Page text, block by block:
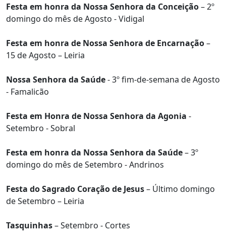
Festa em honra da Nossa Senhora da Conceição– 2º
domingo do mês de Agosto - Vidigal
Festa em honra de Nossa Senhora de Encarnação–
15 de Agosto – Leiria
Nossa Senhora da Saúde- 3º fim-de-semana de Agosto
- Famalicão
Festa em Honra de Nossa Senhora da Agonia -
Setembro - Sobral
Festa em honra da Nossa Senhora da Saúde– 3º
domingo do mês de Setembro - Andrinos
Festa do Sagrado Coração de Jesus– Último domingo
de Setembro – Leiria
Tasquinhas– Setembro - Cortes